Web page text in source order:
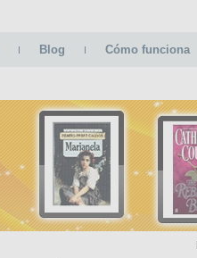
Blog Cómo funciona